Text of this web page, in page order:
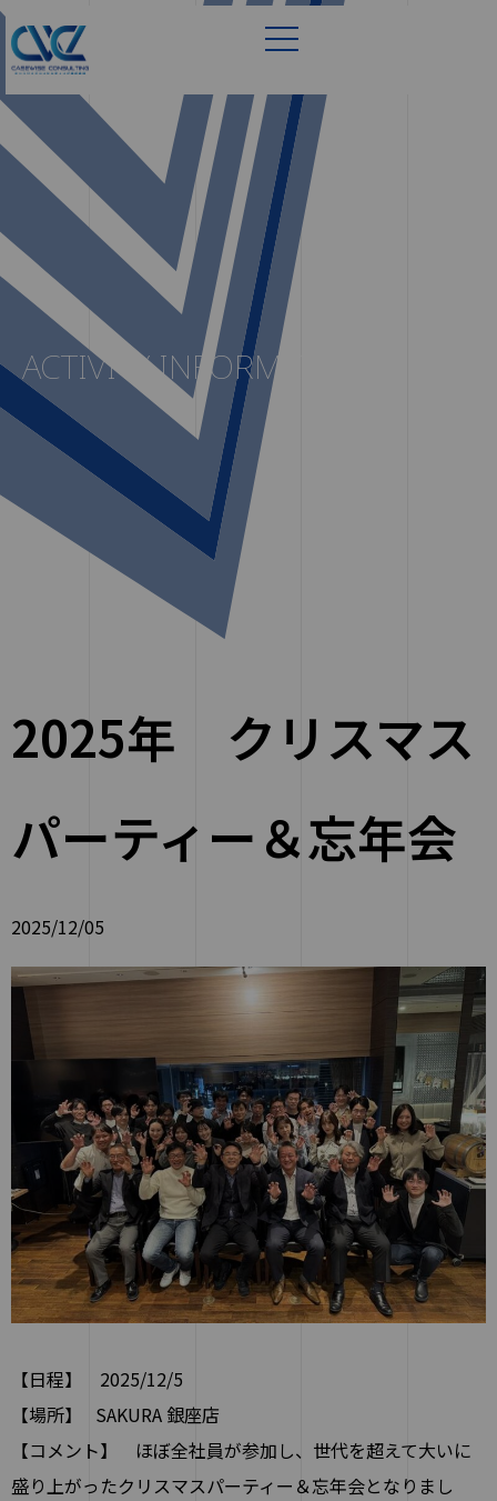
ACTIVITY INFORMATION
2025年 クリスマス
パーティー＆忘年会
2025/12/05
【日程】 2025/12/5
【場所】 SAKURA 銀座店
【コメント】 ほぼ全社員が参加し、世代を超えて大いに
盛り上がったクリスマスパーティー＆忘年会となりまし